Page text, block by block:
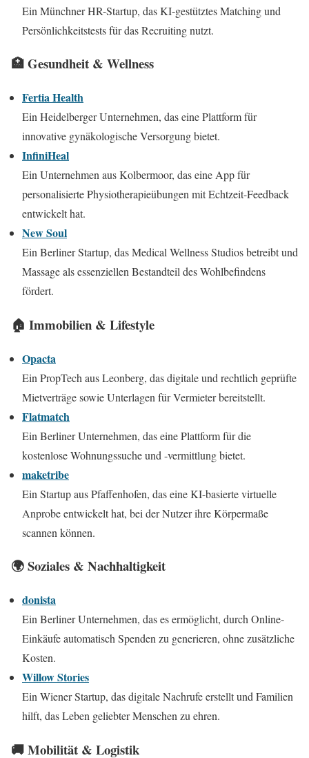
Ein Münchner HR-Startup, das KI-gestütztes Matching und
Persönlichkeitstests für das Recruiting nutzt.
🏥 Gesundheit & Wellness
Fertia Health
Ein Heidelberger Unternehmen, das eine Plattform für
innovative gynäkologische Versorgung bietet.
InfiniHeal
Ein Unternehmen aus Kolbermoor, das eine App für
personalisierte Physiotherapieübungen mit Echtzeit-Feedback
entwickelt hat.
New Soul
Ein Berliner Startup, das Medical Wellness Studios betreibt und
Massage als essenziellen Bestandteil des Wohlbefindens
fördert.
🏠 Immobilien & Lifestyle
Opacta
Ein PropTech aus Leonberg, das digitale und rechtlich geprüfte
Mietverträge sowie Unterlagen für Vermieter bereitstellt.
Flatmatch
Ein Berliner Unternehmen, das eine Plattform für die
kostenlose Wohnungssuche und -vermittlung bietet.
maketribe
Ein Startup aus Pfaffenhofen, das eine KI-basierte virtuelle
Anprobe entwickelt hat, bei der Nutzer ihre Körpermaße
scannen können.
🌍 Soziales & Nachhaltigkeit
donista
Ein Berliner Unternehmen, das es ermöglicht, durch Online-
Einkäufe automatisch Spenden zu generieren, ohne zusätzliche
Kosten.
Willow Stories
Ein Wiener Startup, das digitale Nachrufe erstellt und Familien
hilft, das Leben geliebter Menschen zu ehren.
🚚 Mobilität & Logistik